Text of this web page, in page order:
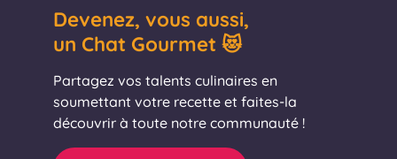
Devenez, vous aussi,
un Chat Gourmet 😻
Partagez vos talents culinaires en
soumettant votre recette et faites-la
découvrir à toute notre communauté !